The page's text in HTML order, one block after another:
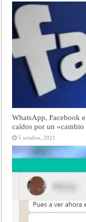
WhatsApp, Facebook
caídos por un
5 octubre, 2021